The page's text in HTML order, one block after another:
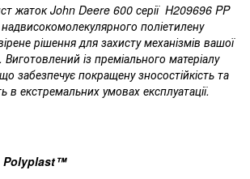
жаток John Deere 600 серії H209696 PP
поліетилену
рішення для захисту механізмів вашої
Виготовлений із преміального матеріалу
забезпечує покращену зносостійкість та
в екстремальних умовах експлуатації.
Polyplast™